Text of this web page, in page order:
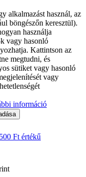
alkalmazást használ, az
böngészőn keresztül).
használja
vagy hasonló
Kattintson az
megtudni, és
sütiket vagy hasonló
vagy
információ
Ft értékű